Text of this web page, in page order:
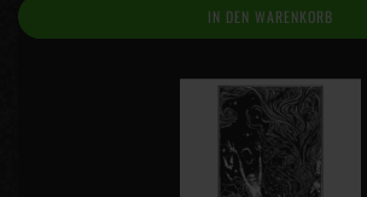
IN DEN WARENKORB